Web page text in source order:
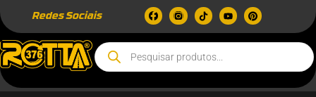
Redes Sociais